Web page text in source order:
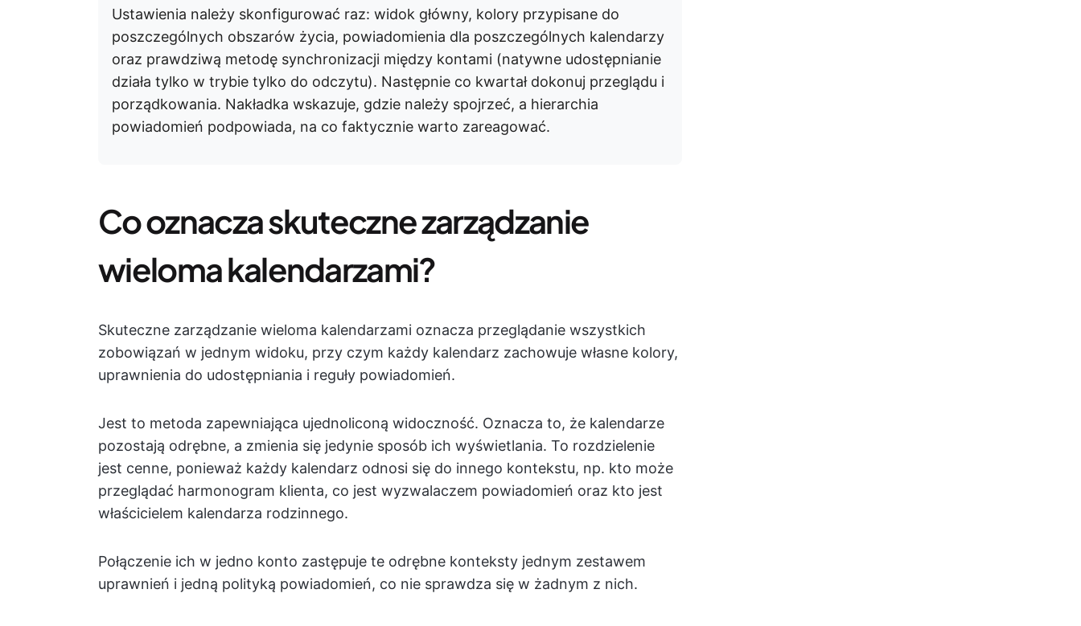
Ustawienia należy skonfigurować raz: widok główny, kolory przypisane do
poszczególnych obszarów życia, powiadomienia dla poszczególnych kalendarzy
oraz prawdziwą metodę synchronizacji między kontami (natywne udostępnianie
działa tylko w trybie tylko do odczytu). Następnie co kwartał dokonuj przeglądu i
porządkowania. Nakładka wskazuje, gdzie należy spojrzeć, a hierarchia
powiadomień podpowiada, na co faktycznie warto zareagować.
Co oznacza skuteczne zarządzanie
wieloma kalendarzami?
Skuteczne zarządzanie wieloma kalendarzami oznacza przeglądanie wszystkich
zobowiązań w jednym widoku, przy czym każdy kalendarz zachowuje własne kolory,
uprawnienia do udostępniania i reguły powiadomień.
Jest to metoda zapewniająca ujednoliconą widoczność. Oznacza to, że kalendarze
pozostają odrębne, a zmienia się jedynie sposób ich wyświetlania. To rozdzielenie
jest cenne, ponieważ każdy kalendarz odnosi się do innego kontekstu, np. kto może
przeglądać harmonogram klienta, co jest wyzwalaczem powiadomień oraz kto jest
właścicielem kalendarza rodzinnego.
Połączenie ich w jedno konto zastępuje te odrębne konteksty jednym zestawem
uprawnień i jedną polityką powiadomień, co nie sprawdza się w żadnym z nich.